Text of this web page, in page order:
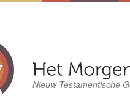
Nieuw Testamentische